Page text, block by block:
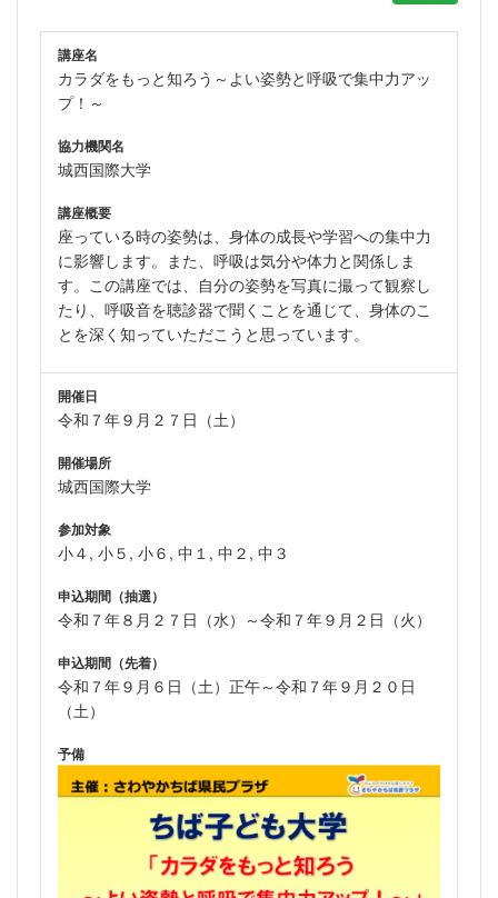
講座名
カラダをもっと知ろう～よい姿勢と呼吸で集中力アッ
プ！～
協力機関名
城西国際大学
講座概要
座っている時の姿勢は、身体の成長や学習への集中力
に影響します。また、呼吸は気分や体力と関係しま
す。この講座では、自分の姿勢を写真に撮って観察し
たり、呼吸音を聴診器で聞くことを通じて、身体のこ
とを深く知っていただこうと思っています。
開催日
令和７年９月２７日（土）
開催場所
城西国際大学
参加対象
小４, 小５, 小６, 中１, 中２, 中３
申込期間（抽選）
令和７年８月２７日（水）～令和７年９月２日（火）
申込期間（先着）
令和７年９月６日（土）正午～令和７年９月２０日
（土）
予備